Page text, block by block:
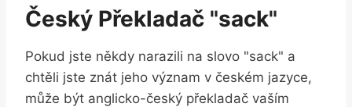
Český Překladač "sack"
Pokud jste někdy narazili na slovo "sack" a
chtěli jste znát jeho význam v českém jazyce,
může být anglicko-český překladač vaším